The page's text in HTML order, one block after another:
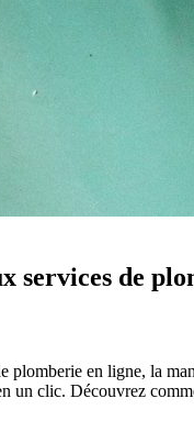
services de
plomberie en ligne, la
un clic. Découvrez